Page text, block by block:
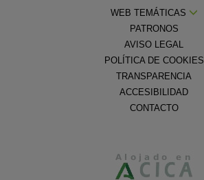
WEB TEMÁTICAS
PATRONOS
AVISO LEGAL
POLÍTICA DE COOKIES
TRANSPARENCIA
ACCESIBILIDAD
CONTACTO